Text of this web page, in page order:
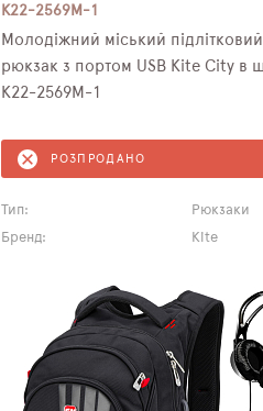
K22-2569M-1
Молодіжний міський підлітковий
рюкзак з портом USB Kite City в школу
K22-2569M-1
РОЗПРОДАНО
Тип:
Рюкзаки
Бренд:
Kite